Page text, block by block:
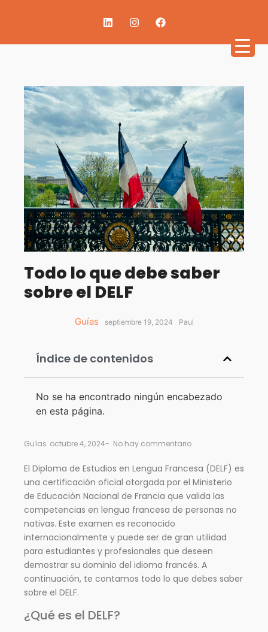
Todo lo que debe saber
sobre el DELF
Guías septiembre 19, 2024 Paul
Índice de contenidos
No se ha encontrado ningún encabezado
en esta página.
Guías octubre 4, 2024- No hay commentario
El Diploma de Estudios en Lengua Francesa (DELF) es
una certificación oficial otorgada por el Ministerio
de Educación Nacional de Francia que valida las
competencias en lengua francesa de personas no
nativas. Este examen es reconocido
internacionalmente y puede ser de gran utilidad
para estudiantes y profesionales que deseen
demostrar su dominio del idioma francés. A
continuación, te contamos todo lo que debes saber
sobre el DELF.
¿Qué es el DELF?